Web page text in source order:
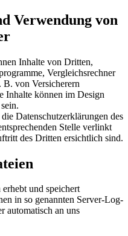
Verwendung von
Inhalte von Dritten,
Vergleichsrechner
B. von Versicherern
Inhalte können im Design
Datenschutzerklärungen des
Stelle verlinkt
des Dritten ersichtlich sind.
und speichert
in so genannten Server-Log-
automatisch an uns